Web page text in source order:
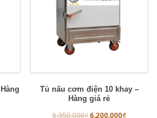
Tủ nấu cơm điện 10 khay –
Hàng giá rẻ
6,950,000₫ 6,200,000₫